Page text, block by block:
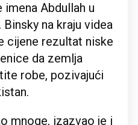
imena Abdullah u
na kraju videa
cijene rezultat niske
da zemlja
robe, pozivajući
mnoge, izazvao je i